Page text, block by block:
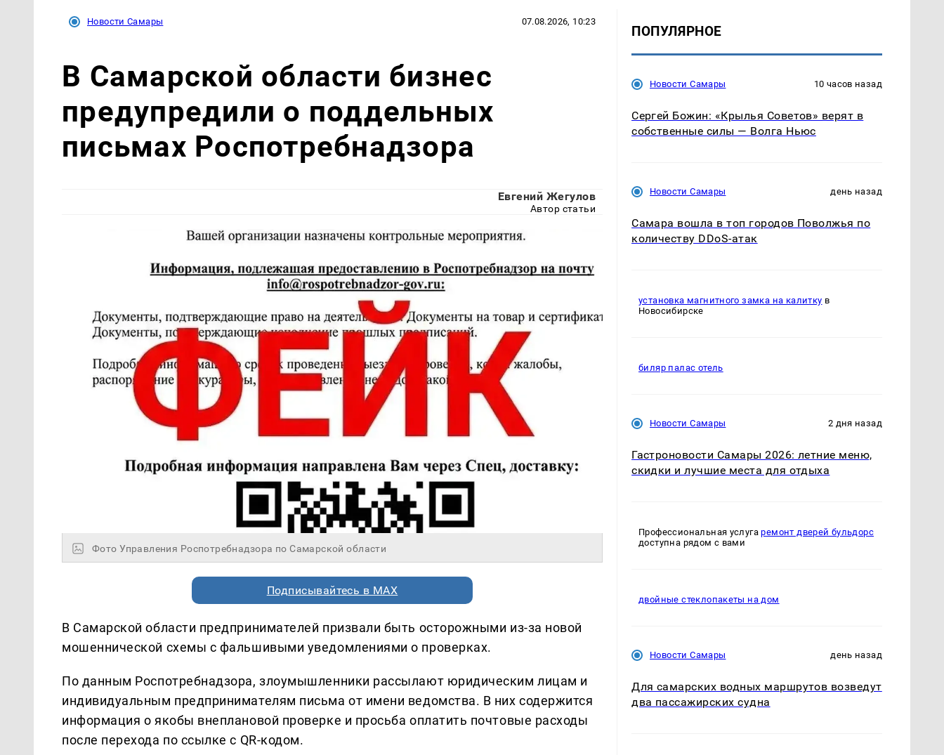
Новости Самары 07.08.2026, 10:23
В Самарской области бизнес
предупредили о поддельных
письмах Роспотребнадзора
Евгений Жегулов
Автор статьи
Фото Управления Роспотребнадзора по Самарской области
Подписывайтесь в MAX
В Самарской области предпринимателей призвали быть осторожными из-за новой
мошеннической схемы с фальшивыми уведомлениями о проверках.
По данным Роспотребнадзора, злоумышленники рассылают юридическим лицам и
индивидуальным предпринимателям письма от имени ведомства. В них содержится
информация о якобы внеплановой проверке и просьба оплатить почтовые расходы
после перехода по ссылке с QR-кодом.
ПОПУЛЯРНОЕ
Новости Самары 10 часов назад
Сергей Божин: «Крылья Советов» верят в
собственные силы — Волга Ньюс
Новости Самары день назад
Самара вошла в топ городов Поволжья по
количеству DDoS-атак
установка магнитного замка на калитку в
Новосибирске
биляр палас отель
Новости Самары 2 дня назад
Гастроновости Самары 2026: летние меню,
скидки и лучшие места для отдыха
Профессиональная услугаремонт дверей бульдорс
доступна рядом с вами
двойные стеклопакеты на дом
Новости Самары день назад
Для самарских водных маршрутов возведут
два пассажирских судна